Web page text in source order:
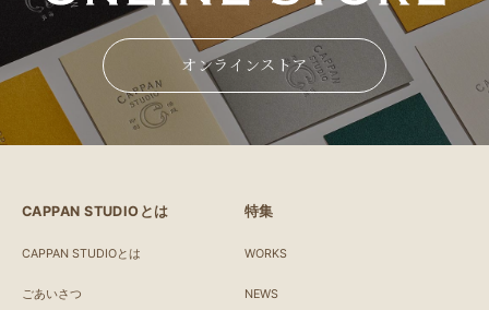
オンラインストア
CAPPAN STUDIOとは
CAPPAN STUDIOとは
ごあいさつ
特集
WORKS
NEWS